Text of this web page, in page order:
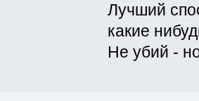
Лучший
какие
Не убий -